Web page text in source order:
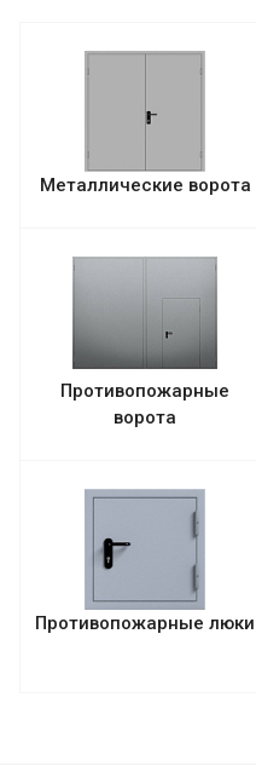
Металлические ворота
Противопожарные
ворота
Противопожарные люки